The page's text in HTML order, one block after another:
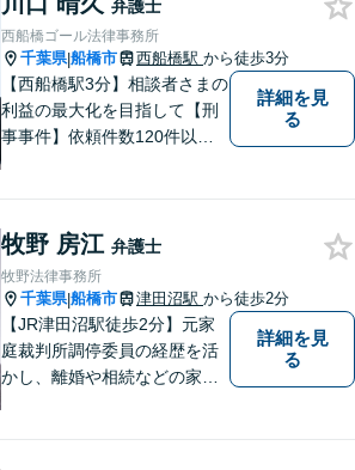
弁護士
西船橋ゴール法律事務所
千葉県|船橋市 西船橋駅 から徒歩3分
【西船橋駅3分】相談者さまの
利益の最大化を目指して【刑
事事件】依頼件数120件以
豊富な対応実績。セカンドオ
ピニオンも可能です【初回相
談無料】【夜間／土日祝日対
応可】
詳細を見
る
牧野 房江 弁護士
牧野法律事務所
千葉県|船橋市 津田沼駅 から徒歩2分
【JR津田沼駅徒歩2分】元家
庭裁判所調停委員の経歴を活
かし、離婚や相続などの家事
詳細を見
る